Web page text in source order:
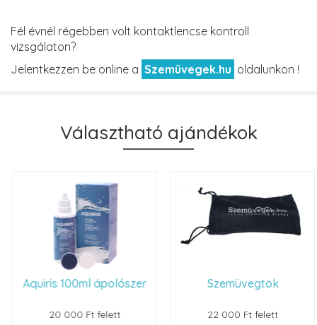
Fél évnél régebben volt kontaktlencse kontroll
vizsgálaton?
Jelentkezzen be online a Szemüvegek.hu oldalunkon !
Választható ajándékok
Aquiris 100ml ápolószer
20 000 Ft felett
Szemüvegtok
22 000 Ft felett